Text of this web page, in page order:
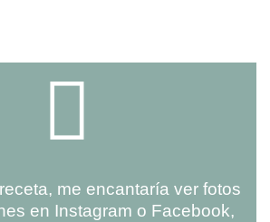
me encantaría ver fotos
en Instagram o Facebook,